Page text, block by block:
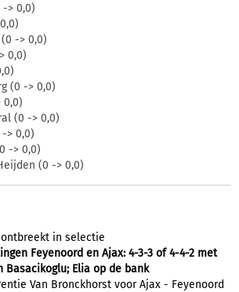
> 0,0)
-> 0,0)
0,0)
(0 -> 0,0)
(0 -> 0,0)
> 0,0)
-> 0,0)
(0 -> 0,0)
in selectie
Feyenoord en Ajax: 4-3-3 of 4-4-2 met
Basacikoglu; Elia op de bank
Van Bronckhorst voor Ajax - Feyenoord